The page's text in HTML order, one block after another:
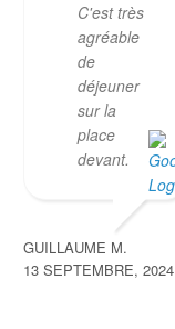
C'est très
agréable
de
déjeuner
sur la
place
devant.
GUILLAUME M.
13 SEPTEMBRE, 2024